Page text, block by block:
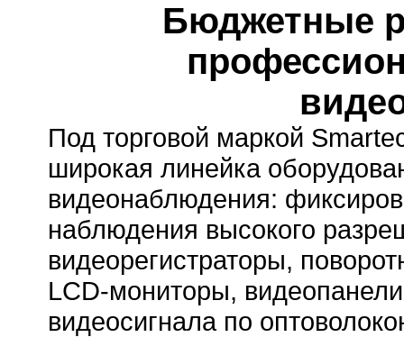
Бюджетные
Под торговой маркой
широкая линейка
видеонаблюдения:
наблюдения высокого
видеорегистраторы,
LCD-мониторы,
видеосигнала по